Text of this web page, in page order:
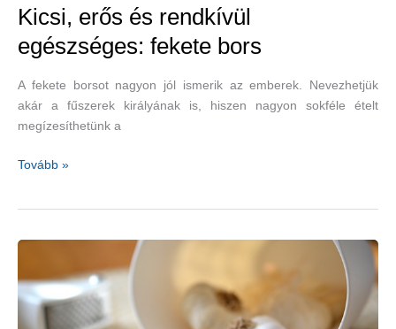
Kicsi, erős és rendkívül
egészséges: fekete bors
A fekete borsot nagyon jól ismerik az emberek. Nevezhetjük
akár a fűszerek királyának is, hiszen nagyon sokféle ételt
megízesíthetünk a
Kicsi,
egészséges:
bors
Tovább »